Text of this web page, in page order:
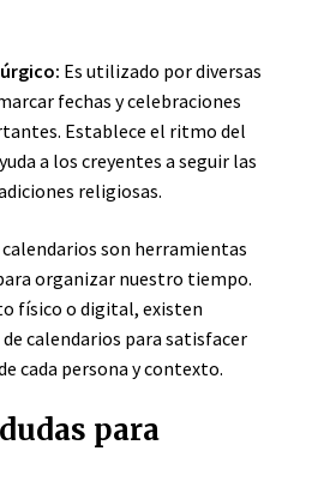
Es utilizado por diversas
fechas y celebraciones
Establece el ritmo del
a los creyentes a seguir las
religiosas.
son herramientas
organizar nuestro tiempo.
físico o digital, existen
calendarios para satisfacer
cada persona y contexto.
para